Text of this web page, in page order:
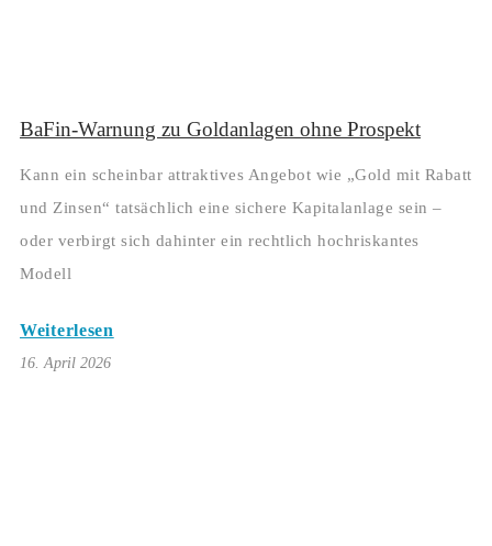
BaFin-Warnung zu Goldanlagen ohne Prospekt
Kann ein scheinbar attraktives Angebot wie „Gold mit Rabatt
und Zinsen“ tatsächlich eine sichere Kapitalanlage sein –
oder verbirgt sich dahinter ein rechtlich hochriskantes
Modell
Weiterlesen
16. April 2026